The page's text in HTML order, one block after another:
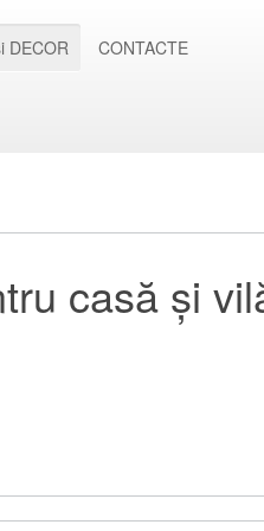
DECOR CONTACTE
casă și